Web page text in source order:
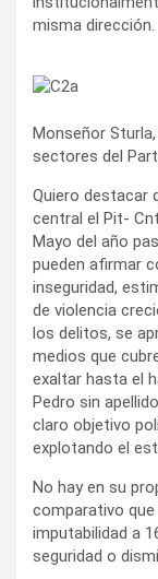
misma dirección.
Monseñor
sectores del
Quiero destacar
central el Pit-
Mayo del año
pueden afirmar
inseguridad,
de violencia
los delitos, se
medios que
exaltar hasta el
Pedro sin
claro objetivo
explotando el
No hay en su
comparativo que
imputabilidad a
seguridad o